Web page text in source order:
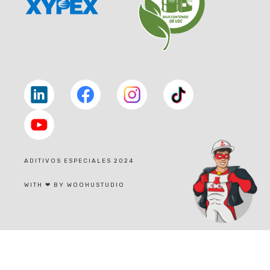
Linkedin facebook facebook tiktok
youtube
ADITIVOS ESPECIALES 2024
WITH ❤ BY WOOHUSTUDIO